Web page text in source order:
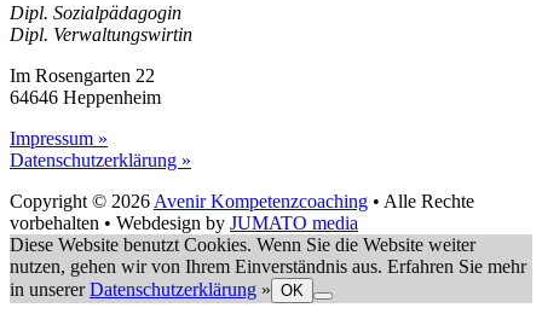
Dipl. Sozialpädagogin
Dipl. Verwaltungswirtin
Im Rosengarten 22
64646 Heppenheim
Impressum »
Datenschutzerklärung »
Copyright © 2026 Avenir Kompetenzcoaching • Alle Rechte
vorbehalten • Webdesign by JUMATO media
Diese Website benutzt Cookies. Wenn Sie die Website weiter
nutzen, gehen wir von Ihrem Einverständnis aus. Erfahren Sie mehr
in unsererDatenschutzerklärung » OK